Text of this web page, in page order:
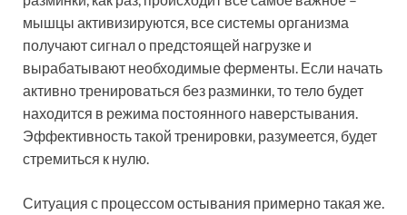
мышцы активизируются, все системы организма
получают сигнал о предстоящей нагрузке и
вырабатывают необходимые ферменты. Если начать
активно тренироваться без разминки, то тело будет
находится в режима постоянного наверстывания.
Эффективность такой тренировки, разумеется, будет
стремиться к нулю.
Ситуация с процессом остывания примерно такая же.